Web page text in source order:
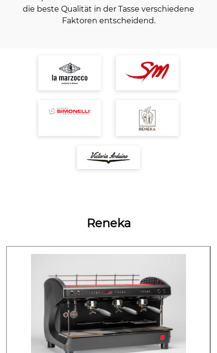
die beste Qualität in der Tasse verschiedene
Faktoren entscheidend.
Reneka